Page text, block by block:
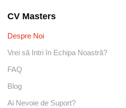
CV Masters
Despre Noi
Vrei să Intri în Echipa Noastră?
FAQ
Blog
Ai Nevoie de Suport?